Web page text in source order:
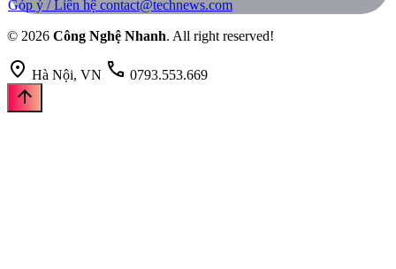
Góp ý / Liên hệ contact@technews.com
© 2026 Công Nghệ Nhanh. All right reserved!
location_on Hà Nội, VN call 0793.553.669
arrow_upward